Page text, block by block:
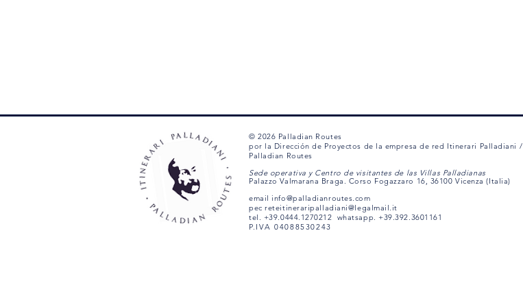
© 2026 Palladian Routes
por la Dirección de Proyectos de la empresa de red Itinerari Palladiani /
Palladian Routes
Sede operativa y Centro de visitantes de las Villas Palladianas
Palazzo Valmarana Braga. Corso Fogazzaro 16, 36100 Vicenza (Italia)
email info@palladianroutes.com
pecreteitineraripalladiani@legalmail.it
tel. +39.0444.1270212 whatsapp. +39.392.3601161
P.IVA 04088530243